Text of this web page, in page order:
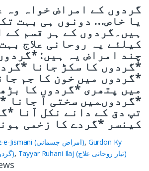
گردوں کے امراض خواہ وہ
یا خاص… دونوں ہی بہت
ہیں۔گردوں کے ہر قسم کے
کیلئے یہ روحانی علاج
چند امراض یہ ہیں:
*گردوں کا سکڑ جانا
*گردوں میں خون کا جم
میں پتھری *گردوں کا
*گردوںمیں سختی آ جانا
تپ دق کے دانے نکل آنا
کینسر *گردے کا زخمی
Amraaz-e-Jismani (امراض جسمانی), Gurdon Ky
Amraaz (گردوں کے امراض), Tayyar Ruhani Ilaj (تیار روحانی علاج)